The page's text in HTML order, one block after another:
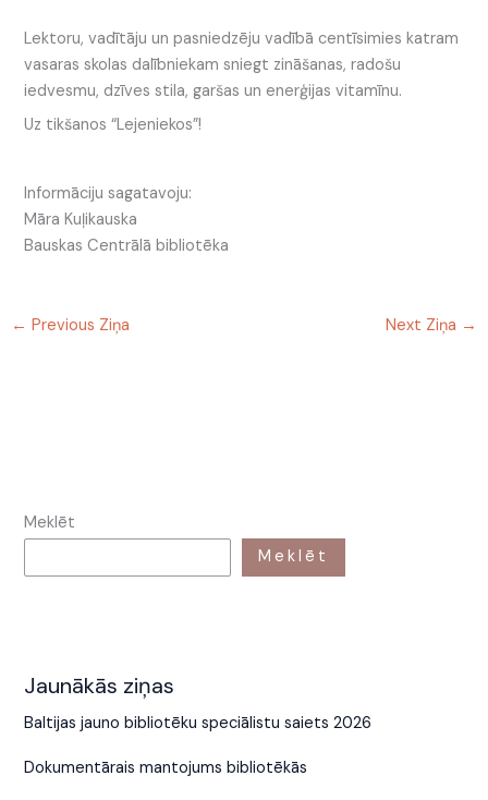
Lektoru, vadītāju un pasniedzēju vadībā centīsimies katram
vasaras skolas dalībniekam sniegt zināšanas, radošu
iedvesmu, dzīves stila, garšas un enerģijas vitamīnu.
Uz tikšanos “Lejeniekos”!
Informāciju sagatavoju:
Māra Kuļikauska
Bauskas Centrālā bibliotēka
← Previous Ziņa Next Ziņa →
Meklēt
Meklēt
Jaunākās ziņas
Baltijas jauno bibliotēku speciālistu saiets 2026
Dokumentārais mantojums bibliotēkās